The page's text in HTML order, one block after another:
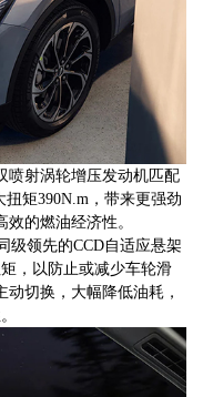
喷射涡轮增压发动机匹配
矩390N.m，带来更强劲
的燃油经济性。
级领先的CCD自适应悬架
，以防止或减少车轮滑
切换，大幅降低油耗，